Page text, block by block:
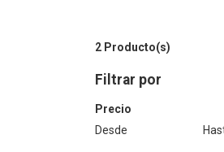
2 Producto(s)
Filtrar por
Precio
Desde